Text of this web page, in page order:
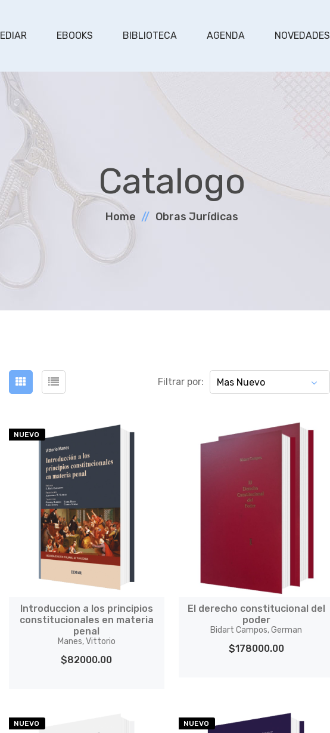
EDIAR EBOOKS BIBLIOTECA AGENDA NOVEDADES
Catalogo
Home Obras Jurí­dicas
Filtrar por: Mas Nuevo
NUEVO
Introduccion a los principios
constitucionales en materia
penal
Manes, Vittorio
$82000.00
El derecho constitucional del
poder
Bidart Campos, German
$178000.00
NUEVO NUEVO